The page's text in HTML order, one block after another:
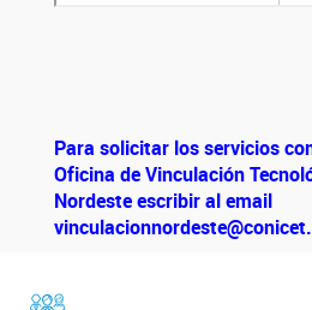
Para solicitar los servicios
Oficina de Vinculación
Nordeste escribir al email
facebook